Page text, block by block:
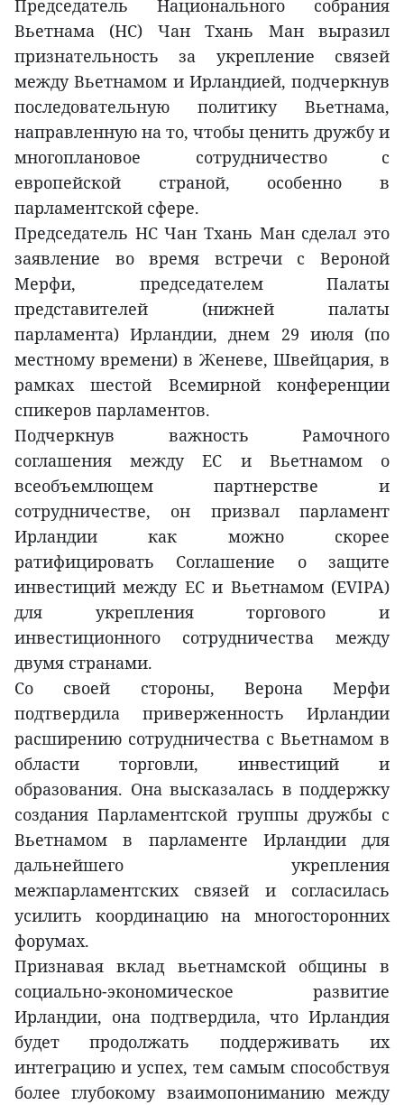
Председатель Национального собрания
Вьетнама (НС) Чан Тхань Ман выразил
признательность за укрепление связей
между Вьетнамом и Ирландией, подчеркнув
последовательную политику Вьетнама,
направленную на то, чтобы ценить дружбу и
многоплановое сотрудничество с
европейской страной, особенно в
парламентской сфере.
Председатель НС Чан Тхань Ман сделал это
заявление во время встречи с Вероной
Мерфи, председателем Палаты
представителей (нижней палаты
парламента) Ирландии, днем 29 июля (по
местному времени) в Женеве, Швейцария, в
рамках шестой Всемирной конференции
спикеров парламентов.
Подчеркнув важность Рамочного
соглашения между ЕС и Вьетнамом о
всеобъемлющем партнерстве и
сотрудничестве, он призвал парламент
Ирландии как можно скорее
ратифицировать Соглашение о защите
инвестиций между ЕС и Вьетнамом (EVIPA)
для укрепления торгового и
инвестиционного сотрудничества между
двумя странами.
Со своей стороны, Верона Мерфи
подтвердила приверженность Ирландии
расширению сотрудничества с Вьетнамом в
области торговли, инвестиций и
образования. Она высказалась в поддержку
создания Парламентской группы дружбы с
Вьетнамом в парламенте Ирландии для
дальнейшего укрепления
межпарламентских связей и согласилась
усилить координацию на многосторонних
форумах.
Признавая вклад вьетнамской общины в
социально-экономическое развитие
Ирландии, она подтвердила, что Ирландия
будет продолжать поддерживать их
интеграцию и успех, тем самым способствуя
более глубокому взаимопониманию между